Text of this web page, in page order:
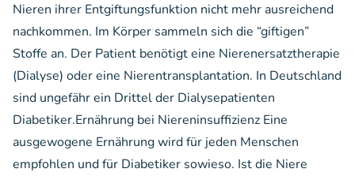
Nieren ihrer Entgiftungsfunktion nicht mehr ausreichend
nachkommen. Im Körper sammeln sich die “giftigen”
Stoffe an. Der Patient benötigt eine Nierenersatztherapie
(Dialyse) oder eine Nierentransplantation. In Deutschland
sind ungefähr ein Drittel der Dialysepatienten
Diabetiker.Ernährung bei Niereninsuffizienz Eine
ausgewogene Ernährung wird für jeden Menschen
empfohlen und für Diabetiker sowieso. Ist die Niere